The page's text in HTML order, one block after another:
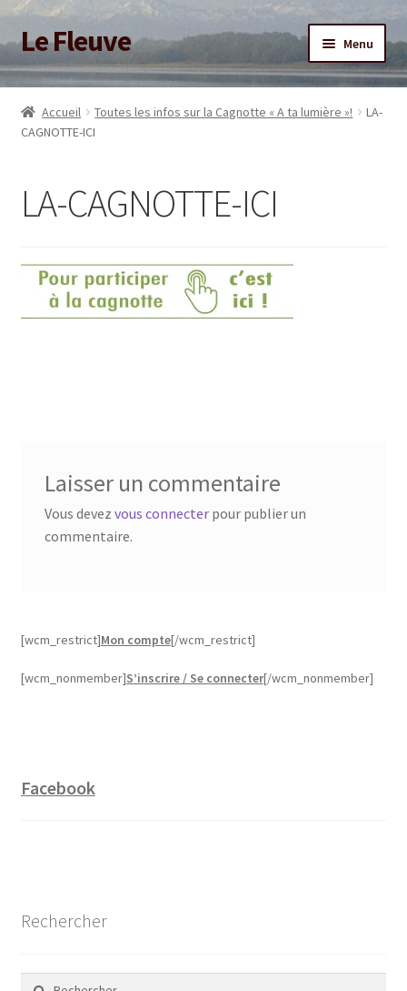
Aller
à
la
navigation
Aller
au
contenu
Le Fleuve Menu
Accueil
Ouvrir
le
Blog
Mon compte
Accueil Toutes les infos sur la Cagnotte « A ta lumière »!
LA-
CAGNOTTE-ICI
LA-CAGNOTTE-ICI
Laisser un commentaire
Vous devez vous connecterpour publier un
commentaire.
[wcm_restrict]Mon compte[/wcm_restrict]
[wcm_nonmember]S’inscrire / Se connecter[/wcm_nonmember]
Facebook
Rechercher
Rechercher :